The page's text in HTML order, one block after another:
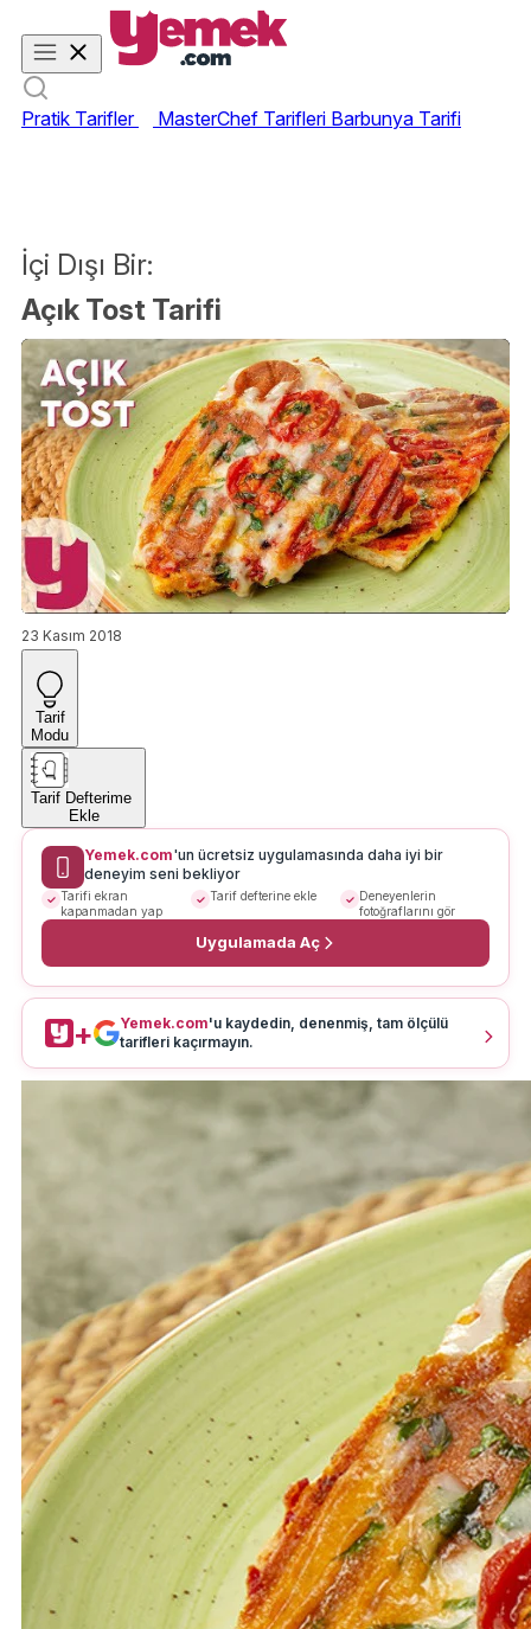
Pratik Tarifler MasterChef Tarifleri Barbunya Tarifi
İçi Dışı Bir:
Açık Tost Tarifi
23 Kasım 2018
Tarif
Modu
Tarif Defterime
Ekle
Yemek.com'un ücretsiz uygulamasında daha iyi bir
deneyim seni bekliyor
Tarifi ekran
kapanmadan yap
Tarif defterine ekle
Deneyenlerin
fotoğraflarını gör
Uygulamada Aç
+ Yemek.com'u kaydedin, denenmiş, tam ölçülü
tarifleri kaçırmayın.